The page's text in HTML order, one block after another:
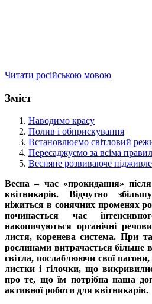
Читати російською мовою
Зміст
Наводимо красу
Полив і обприскування
Встановлюємо світловий
Пересаджуємо за всіма
Весняне розвиваюче
Весна – час «прокидання»
квітникарів. Відчутно
ніжиться в сонячних променях
починається час
накопичуються органічні
листя, коренева система. При
рослинами витрачається більше
світла, послаблюючи свої
листки і гілочки, що
про те, що їм потрібна наша
активної роботи для квітникарів.